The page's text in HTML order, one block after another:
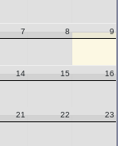
7 8 9
14 15 16
21 22 23